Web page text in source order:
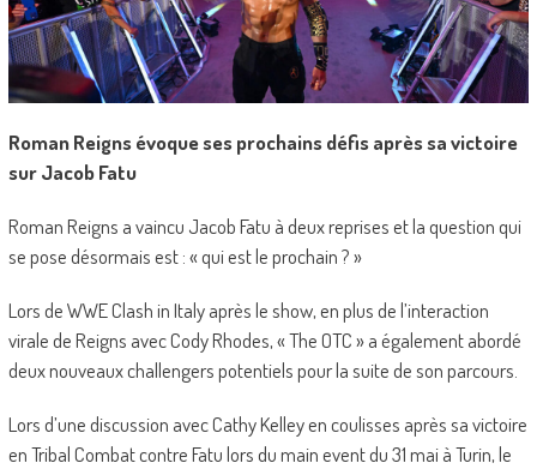
Roman Reigns évoque ses prochains défis après sa victoire
sur Jacob Fatu
Roman Reigns a vaincu Jacob Fatu à deux reprises et la question qui
se pose désormais est : « qui est le prochain ? »
Lors de WWE Clash in Italy après le show, en plus de l’interaction
virale de Reigns avec Cody Rhodes, « The OTC » a également abordé
deux nouveaux challengers potentiels pour la suite de son parcours.
Lors d’une discussion avec Cathy Kelley en coulisses après sa victoire
en Tribal Combat contre Fatu lors du main event du 31 mai à Turin, le